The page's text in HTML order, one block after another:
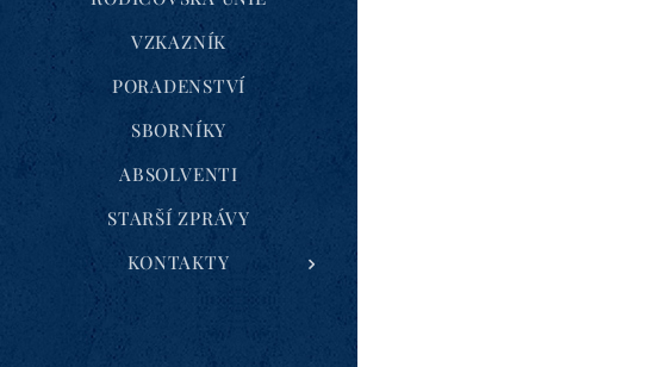
VZKAZNÍK
PORADENSTVÍ
SBORNÍKY
ABSOLVENTI
STARŠÍ ZPRÁVY
KONTAKTY